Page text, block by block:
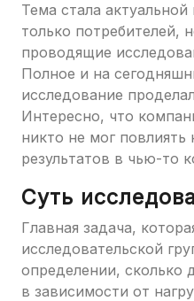
Тема стала
только потребителей,
проводящие
Полное и на
исследование
Интересно, что
никто не мог повлиять
результатов в чью-то
Суть
Главная задача,
исследовательской
определении, сколько
в зависимости от